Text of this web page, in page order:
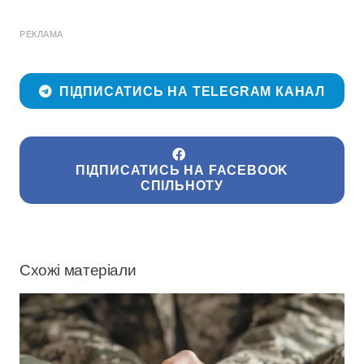
РЕКЛАМА
ПІДПИСАТИСЬ НА TELEGRAM КАНАЛ
ПІДПИСАТИСЬ НА FACEBOOK
СПІЛЬНОТУ
Схожі матеріали